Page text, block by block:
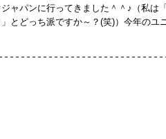
ジャパンに行ってきました＾＾♪（私は
」とどっち派ですか～？(笑)）今年のユ